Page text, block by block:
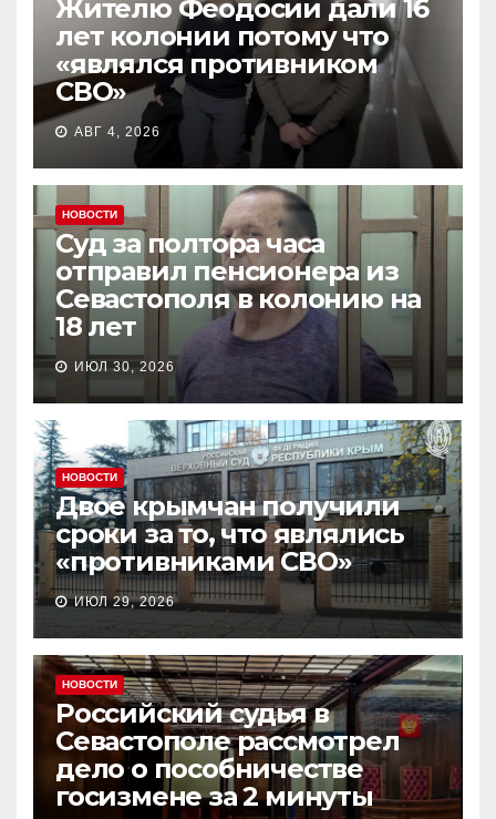
Жителю Феодосии дали 16
лет колонии потому что
«являлся противником
СВО»
АВГ 4, 2026
НОВОСТИ
Суд за полтора часа
отправил пенсионера из
Севастополя в колонию на
18 лет
ИЮЛ 30, 2026
НОВОСТИ
Двое крымчан получили
сроки за то, что являлись
«противниками СВО»
ИЮЛ 29, 2026
НОВОСТИ
Российский судья в
Севастополе рассмотрел
дело о пособничестве
госизмене за 2 минуты